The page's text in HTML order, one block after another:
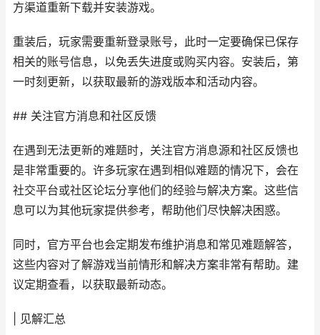
方渠道重新下载并安装游戏。
重装后，玩家需要重新登录账号，此时一定要确保已保存
相关的账号信息，以免丢失进度或购买内容。安装后，第
一时刻更新，以获取最新的游戏版本和活动内容。
## 关注官方消息和社区反馈
在遇到无法更新的难题时，关注官方消息源和社区反馈也
是非常重要的。许多玩家在遇到相似难题的情况下，会在
社交平台或社区论坛分享他们的经验与解决方案。这些信
息可以为其他玩家提供参考，帮助他们尽快解决困惑。
同时，官方平台也会定期发布维护消息和常见难题解答，
这些内容对了解游戏当前情形和解决方案非常有帮助。建
议定期查看，以获取最新动态。
| 见解汇总